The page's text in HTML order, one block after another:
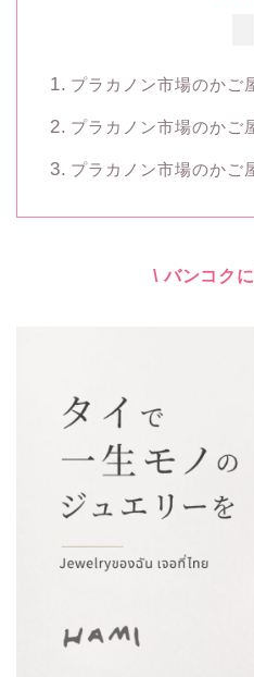
プラカノン市場のかご
プラカノン市場のかご
プラカノン市場のかご
\ バンコク